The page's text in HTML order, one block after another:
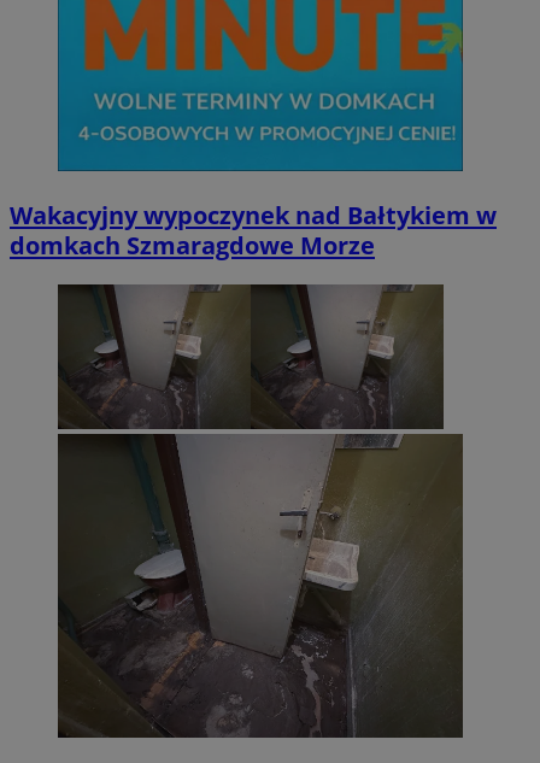
Wakacyjny wypoczynek nad Bałtykiem w
domkach Szmaragdowe Morze